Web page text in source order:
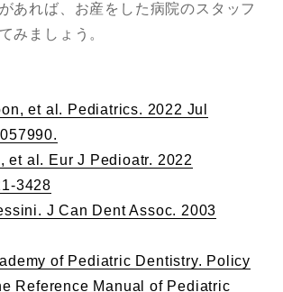
あれば、お産をした病院のスタッフ
みましょう。
et al. Pediatrics. 2022 Jul
et al. Eur J Pedioatr. 2022
3428
J Can Dent Assoc. 2003
of Pediatric Dentistry. Policy
Reference Manual of Pediatric